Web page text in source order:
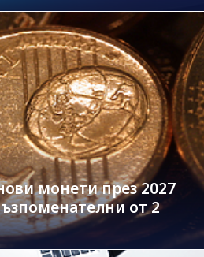
монети през 2027
от 2